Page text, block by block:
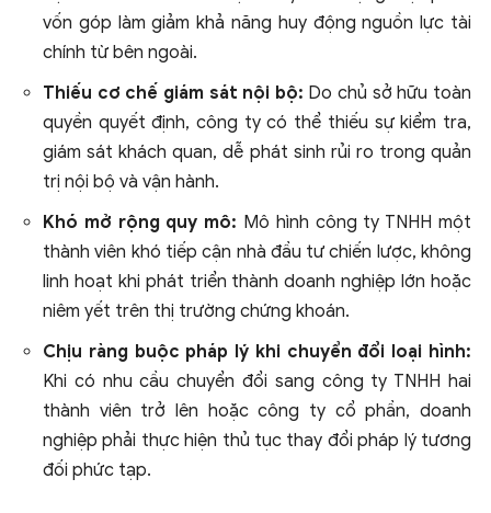
vốn góp làm giảm khả năng huy động nguồn lực tài
chính từ bên ngoài.
Thiếu cơ chế giám sát nội bộ: Do chủ sở hữu toàn
quyền quyết định, công ty có thể thiếu sự kiểm tra,
giám sát khách quan, dễ phát sinh rủi ro trong quản
trị nội bộ và vận hành.
Khó mở rộng quy mô: Mô hình công ty TNHH một
thành viên khó tiếp cận nhà đầu tư chiến lược, không
linh hoạt khi phát triển thành doanh nghiệp lớn hoặc
niêm yết trên thị trường chứng khoán.
Chịu ràng buộc pháp lý khi chuyển đổi loại hình:
Khi có nhu cầu chuyển đổi sang công ty TNHH hai
thành viên trở lên hoặc công ty cổ phần, doanh
nghiệp phải thực hiện thủ tục thay đổi pháp lý tương
đối phức tạp.